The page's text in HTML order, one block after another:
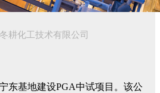
耕化工技术有限公司
东基地建设PGA中试项目。该公